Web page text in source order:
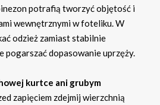
potrafią tworzyć objętość i
wewnętrznymi w foteliku. W
odzież zamiast stabilnie
pogarszać dopasowanie uprzęży.
kurtce ani grubym
zapięciem zdejmij wierzchnią